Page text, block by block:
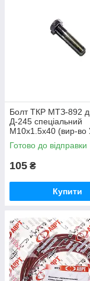
Болт ТКР МТЗ-892
Д-245 спеціальний
М10х1.5х40 (вир-во
245-1008031 / 245-
Готово до відправки
105 ₴
Купити